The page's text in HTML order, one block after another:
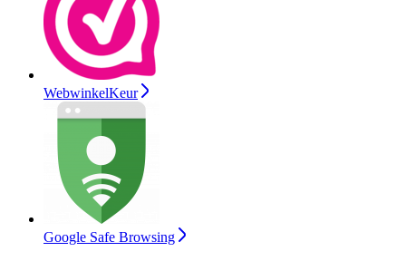
WebwinkelKeur
Google Safe Browsing